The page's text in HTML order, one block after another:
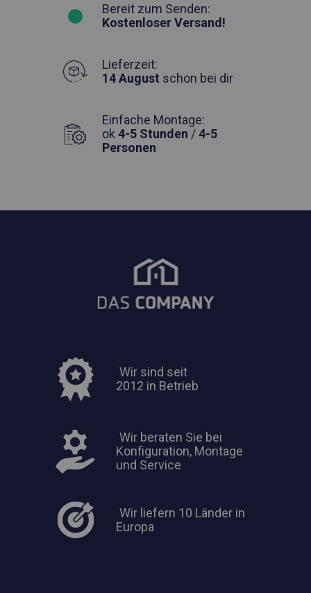
Bereit zum Senden:
Kostenloser Versand!
Lieferzeit:
14 August schon bei dir
Einfache Montage:
ok 4-5 Stunden /4-5
Personen
Wir sind seit
2012 in Betrieb
Wir beraten Sie bei
Konfiguration, Montage
und Service
Wir liefern 10 Länder in
Europa